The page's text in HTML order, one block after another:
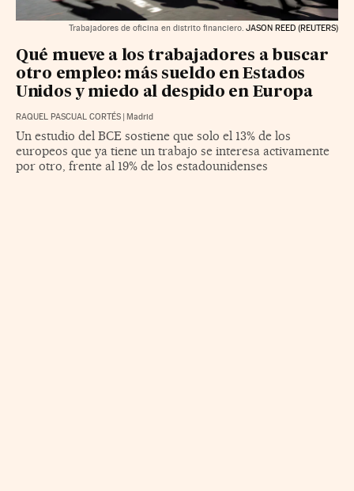
Trabajadores de oficina en distrito financiero. JASON REED (REUTERS)
Qué mueve a los trabajadores a buscar
otro empleo: más sueldo en Estados
Unidos y miedo al despido en Europa
RAQUEL PASCUAL CORTÉS Madrid
Un estudio del BCE sostiene que solo el 13% de los
europeos que ya tiene un trabajo se interesa activamente
por otro, frente al 19% de los estadounidenses